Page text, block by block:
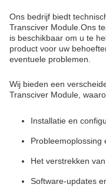
Ons bedrijf biedt
Transciver Module.Ons
is beschikbaar om u te
product voor uw
eventuele problemen.
Wij bieden een
Transciver Module,
Installatie en
Probleemoplossing
Het verstrekken
Software-updates